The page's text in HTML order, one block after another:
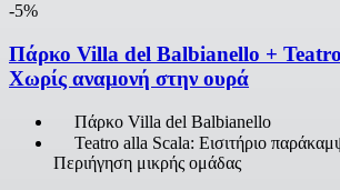
-5%
Πάρκο Villa del Balbianello +
Χωρίς αναμονή στην ουρά
Πάρκο Villa del Balbianello
Teatro alla Scala: Εισιτήριο
Περιήγηση μικρής ομάδας